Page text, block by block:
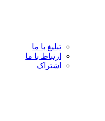
تبلیغ با ما
ارتباط با ما
اشتراک